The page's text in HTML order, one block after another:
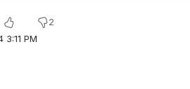
3:11 PM
2